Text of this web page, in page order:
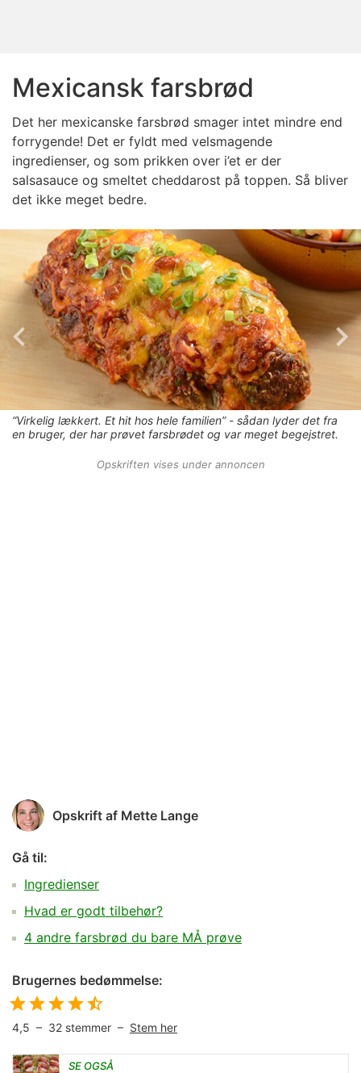
Mexicansk farsbrød
Det her mexicanske farsbrød smager intet mindre end
forrygende! Det er fyldt med velsmagende
ingredienser, og som prikken over i’et er der
salsasauce og smeltet cheddarost på toppen. Så bliver
det ikke meget bedre.
“Virkelig lækkert. Et hit hos hele familien” - sådan lyder det fra
en bruger, der har prøvet farsbrødet og var meget begejstret.
Opskriften vises under annoncen
Opskrift af Mette Lange
Gå til:
Ingredienser
Hvad er godt tilbehør?
4 andre farsbrød du bare MÅ prøve
Brugernes bedømmelse:
4,5 – 32 stemmer – Stem her
SE OGSÅ